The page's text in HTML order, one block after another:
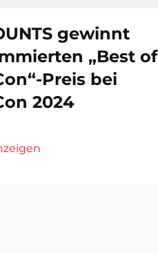
gewinnt
„Best of
Preis bei
2024